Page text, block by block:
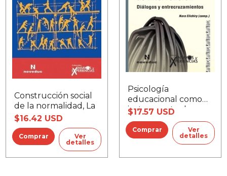
Construcción social
de la normalidad, La
$16.42 USD
Ver
detalles
Psicología
educacional como
instrumento de
análisis e
intervención, La
$17.57 USD
Ver
detalles